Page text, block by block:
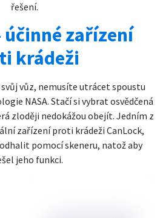
řešení.
účinné zařízení
krádeži
vůz, nemusíte utrácet spoustu
NASA. Stačí si vybrat osvědčená
zloději nedokážou obejít. Jedním z
zařízení proti krádeži CanLock,
pomocí skeneru, natož aby
jeho funkci.